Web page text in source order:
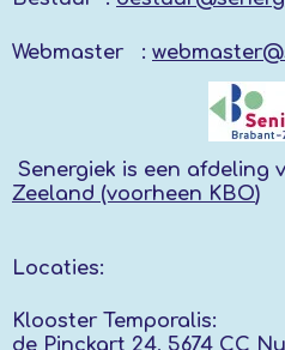
Webmaster :
Senergiek is een afdeling
Zeeland (voorheen KBO)
Locaties:
Klooster Temporalis:
de Pinckart 24, 5674 CC